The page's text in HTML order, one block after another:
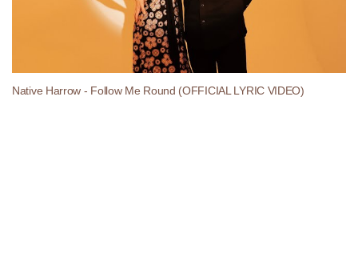
Native Harrow - Follow Me Round (OFFICIAL LYRIC VIDEO)